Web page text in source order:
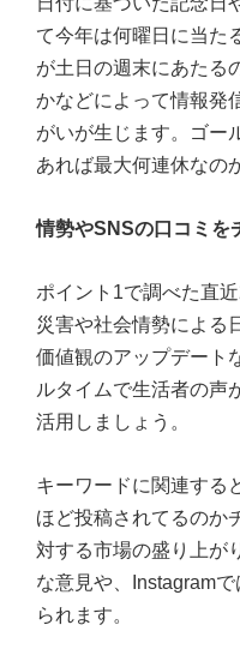
て今年は何曜日に当た
が土日の週末にあたる
かなどによって情報発
がいが生じます。ゴー
あれば最大何連休なの
情勢やSNSの口コミを
ポイント1で調べた直
災害や社会情勢による
価値観のアップデート
ルタイムで生活者の声
活用しましょう。
キーワードに関連する
ほど投稿されてるのか
対する市場の盛り上が
な意見や、Instagram
られます。